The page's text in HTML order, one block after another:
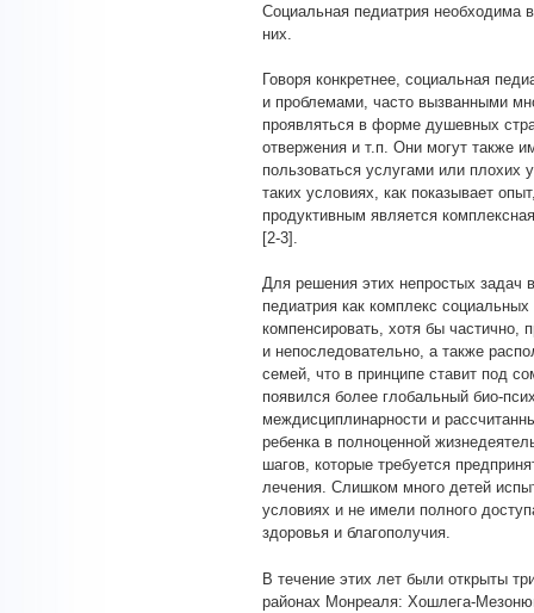
Социальная педиатрия необходима
них.
Говоря конкретнее, социальная
и проблемами, часто вызванными
проявляться в форме душевных
отвержения и т.п. Они могут также
пользоваться услугами или плохих
таких условиях, как показывает
продуктивным является
[2-3].
Для решения этих непростых задач
педиатрия как комплекс
компенсировать, хотя бы частично,
и непоследовательно, а также
семей, что в принципе ставит под
появился более глобальный био-
междисциплинарности и
ребенка в полноценной
шагов, которые требуется
лечения. Слишком много детей
условиях и не имели полного
здоровья и благополучия.
В течение этих лет были открыты
районах Монреаля: Хошлега-